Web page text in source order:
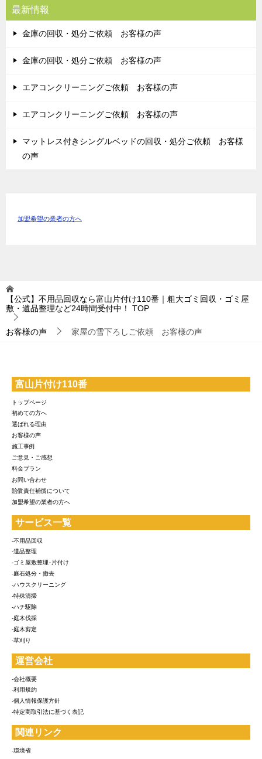
最新情報
金庫の回収・処分ご依頼 お客様の声
金庫の回収・処分ご依頼 お客様の声
エアコンクリーニングご依頼 お客様の声
エアコンクリーニングご依頼 お客様の声
マットレス付きシングルベッドの回収・処分ご依頼 お客様
の声
加盟希望の業者の方へ
【公式】不用品回収なら富山片付け110番｜粗大ゴミ回収・ゴミ屋
敷・遺品整理など24時間受付中！
TOP
お客様の声 家屋の雪下ろしご依頼 お客様の声
富山片付け110番
トップページ
初めての方へ
選ばれる理由
お客様の声
施工事例
ご意見・ご感想
料金プラン
お問い合わせ
賠償責任補償について
加盟希望の業者の方へ
サービス一覧
-不用品回収
-遺品整理
-ゴミ屋敷整理･片付け
-庭石処分・撤去
-ハウスクリーニング
-特殊清掃
-ハチ駆除
-庭木伐採
-庭木剪定
-草刈り
運営会社
-会社概要
-利用規約
-個人情報保護方針
-特定商取引法に基づく表記
関連リンク
-環境省